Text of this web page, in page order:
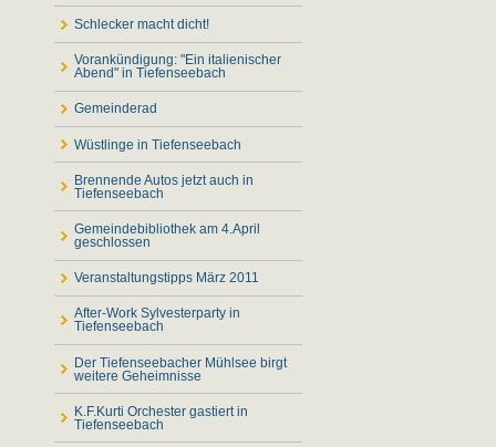
Schlecker macht dicht!
Vorankündigung: "Ein italienischer
Abend" in Tiefenseebach
Gemeinderad
Wüstlinge in Tiefenseebach
Brennende Autos jetzt auch in
Tiefenseebach
Gemeindebibliothek am 4.April
geschlossen
Veranstaltungstipps März 2011
After-Work Sylvesterparty in
Tiefenseebach
Der Tiefenseebacher Mühlsee birgt
weitere Geheimnisse
K.F.Kurti Orchester gastiert in
Tiefenseebach